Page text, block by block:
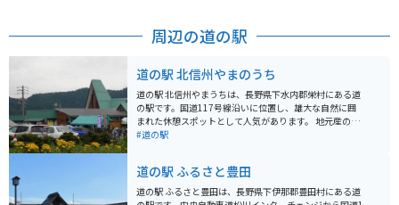
周辺の道の駅
道の駅 北信州やまのうち
道の駅 北信州やまうちは、長野県下水内郡栄村にある道
の駅です。国道117号線沿いに位置し、雄大な自然に囲
まれた休憩スポットとして人気があります。 地元産の新
鮮な野菜や山菜、きのこなどが販売されており、お土産
を楽しむことができます。 バイクで訪れる場合、道の駅
には広々とした駐車場が完備されているので安心です。
周辺には、秋には一面の黄金色に染まる「黄金の里」
#道の駅
道の駅 ふるさと豊田
道の駅 ふるさと豊田は、長野県下伊那郡豊田村にある道